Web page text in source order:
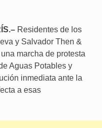
Residentes de los
y Salvador Then &
marcha de protesta
Aguas Potables y
inmediata ante la
a esas